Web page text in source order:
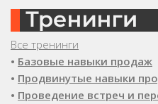
Все тренинги
• Базовые навыки продаж
• Продвинутые навыки
• Проведение встреч и